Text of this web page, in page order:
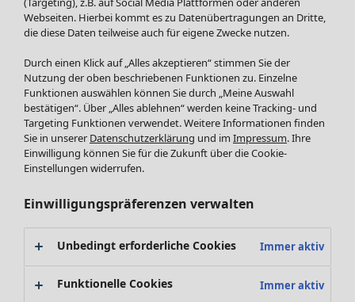
Blusen
Pullover & Shirts
Hosen
Röcke
Jacken & Mäntel
Leggings /Strumpfhosen
Accessoires
Schuhe
Bademode
Basics
SALE Zuhause
Alle anzeigen
Teppiche
Webseiten. Hierbei kommt es zu Datenübertragungen an Dritte,
die diese Daten teilweise auch für eigene Zwecke nutzen.
Durch einen Klick auf „Alles akzeptieren“ stimmen Sie der
Nutzung der oben beschriebenen Funktionen zu. Einzelne
Funktionen auswählen können Sie durch „Meine Auswahl
bestätigen“. Über „Alles ablehnen“ werden keine Tracking- und
Targeting Funktionen verwendet. Weitere Informationen finden
Sie in unserer Datenschutzerklärung und im Impressum. Ihre
Einwilligung können Sie für die Zukunft über die Cookie-
Einstellungen widerrufen.
Einwilligungspräferenzen verwalten
Unbedingt erforderliche Cookies Immer aktiv
Funktionelle Cookies Immer aktiv